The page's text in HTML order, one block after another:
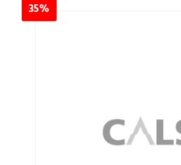
35%
35%